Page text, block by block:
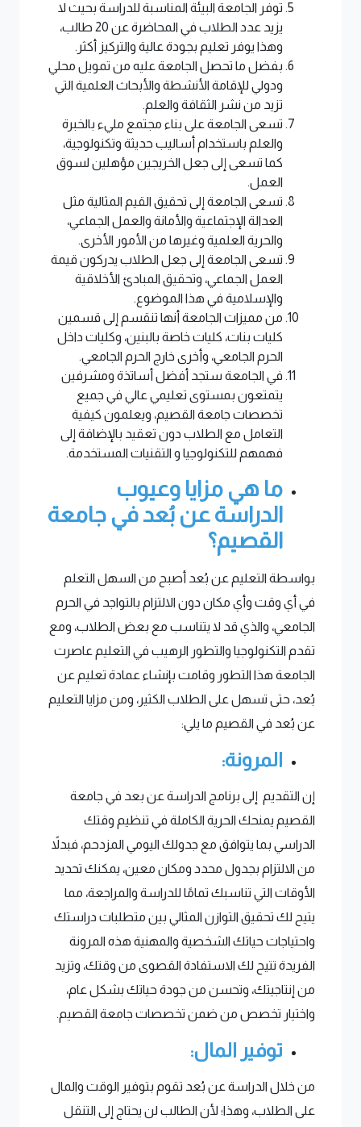
توفر الجامعة البيئة المناسبة للدراسة بحيث لا
يزيد عدد الطلاب في المحاضرة عن 20 طالب،
وهذا يوفر تعليم بجودة عالية والتركيز أكثر.
بفضل ما تحصل الجامعة عليه من تمويل محلي
ودولي للإقامة الأنشطة والأبحاث العلمية التي
تزيد من نشر الثقافة والعلم.
تسعى الجامعة على بناء مجتمع مليء بالخبرة
والعلم باستخدام أساليب حديثة وتكنولوجية،
كما تسعى إلى جعل الخريجين مؤهلين لسوق
العمل.
تسعى الجامعة إلى تحقيق القيم المثالية مثل
العدالة الإجتماعية والأمانة والعمل الجماعي،
والحرية العلمية وغيرها من الأمور الأخرى.
تسعى الجامعة إلى جعل الطلاب يدركون قيمة
العمل الجماعي، وتحقيق المبادئ الأخلاقية
والإسلامية في هذا الموضوع.
من مميزات الجامعة أنها تنقسم إلى قسمين
كليات بنات، كليات خاصة بالبنين، وكليات داخل
الحرم الجامعي، وأخرى خارج الحرم الجامعي.
في الجامعة ستجد أفضل أساتذة ومشرفين
يتمتعون بمستوى تعليمي عالي في جميع
تخصصات جامعة القصيم، ويعلمون كيفية
التعامل مع الطلاب دون تعقيد بالإضافة إلى
فهمهم للتكنولوجيا و التقنيات المستخدمة.
ما هي مزايا وعيوب
الدراسة عن بُعد في جامعة
القصيم؟
بواسطة التعليم عن بُعد أصبح من السهل التعلم
في أي وقت وأي مكان دون الالتزام بالتواجد في الحرم
الجامعي، والذي قد لا يتناسب مع بعض الطلاب، ومع
تقدم التكنولوجيا والتطور الرهيب في التعليم عاصرت
الجامعة هذا التطور وقامت بإنشاء عمادة تعليم عن
بُعد، حتى تسهل على الطلاب الكثير، ومن مزايا التعليم
عن بُعد في القصيم ما يلي:
المرونة:
إن التقديم إلى برنامج الدراسة عن بعد في جامعة
القصيم يمنحك الحرية الكاملة في تنظيم وقتك
الدراسي بما يتوافق مع جدولك اليومي المزدحم، فبدلاً
من الالتزام بجدول محدد ومكان معين، يمكنك تحديد
الأوقات التي تناسبك تمامًا للدراسة والمراجعة، مما
يتيح لك تحقيق التوازن المثالي بين متطلبات دراستك
واحتياجات حياتك الشخصية والمهنية هذه المرونة
الفريدة تتيح لك الاستفادة القصوى من وقتك، وتزيد
من إنتاجيتك، وتحسن من جودة حياتك بشكل عام،
واختيار تخصص من ضمن تخصصات جامعة القصيم.
توفير المال:
من خلال الدراسة عن بُعد تقوم بتوفير الوقت والمال
على الطلاب، وهذا؛ لأن الطالب لن يحتاج إلى التنقل